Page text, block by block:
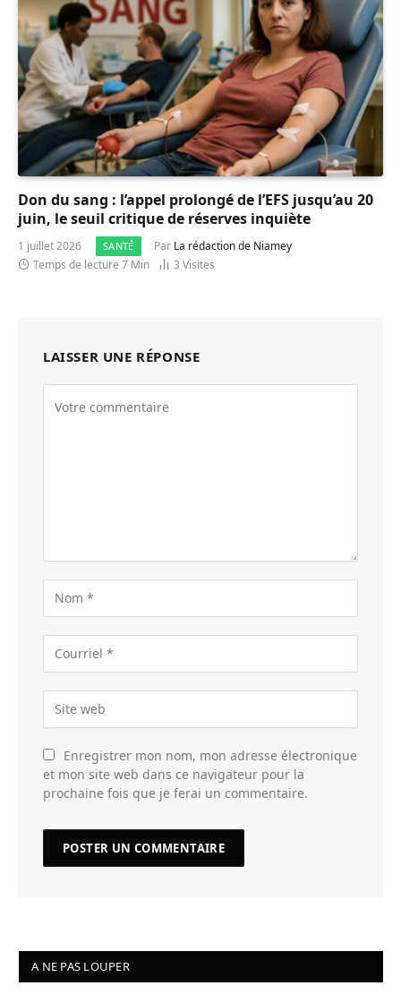
Don du sang : l’appel prolongé de l’EFS jusqu’au 20
juin, le seuil critique de réserves inquiète
1 juillet 2026 SANTÉ Par La rédaction de Niamey
Temps de lecture 7 Min
3 Visites
LAISSER UNE RÉPONSE
Enregistrer mon nom, mon adresse électronique
et mon site web dans ce navigateur pour la
prochaine fois que je ferai un commentaire.
A NE PAS LOUPER